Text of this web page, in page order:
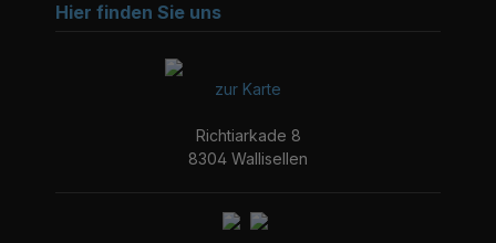
Hier finden Sie uns
zur Karte
Richtiarkade 8
8304 Wallisellen